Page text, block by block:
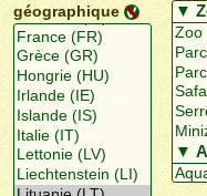
géographique